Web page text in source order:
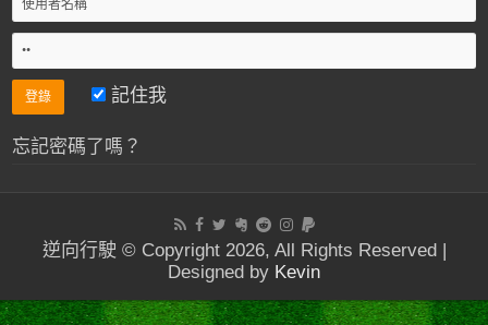
記住我
忘記密碼了嗎？
逆向行駛 © Copyright 2026, All Rights Reserved |
Designed by Kevin